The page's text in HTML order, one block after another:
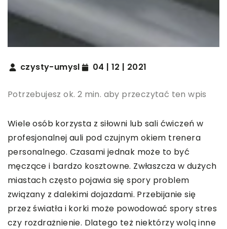
czysty-umysl 04 | 12 | 2021
Potrzebujesz ok. 2 min. aby przeczytać ten wpis
Wiele osób korzysta z siłowni lub sali ćwiczeń w
profesjonalnej auli pod czujnym okiem trenera
personalnego. Czasami jednak może to być
męczące i bardzo kosztowne. Zwłaszcza w dużych
miastach często pojawia się spory problem
związany z dalekimi dojazdami. Przebijanie się
przez światła i korki może powodować spory stres
czy rozdrażnienie. Dlatego też niektórzy wolą inne